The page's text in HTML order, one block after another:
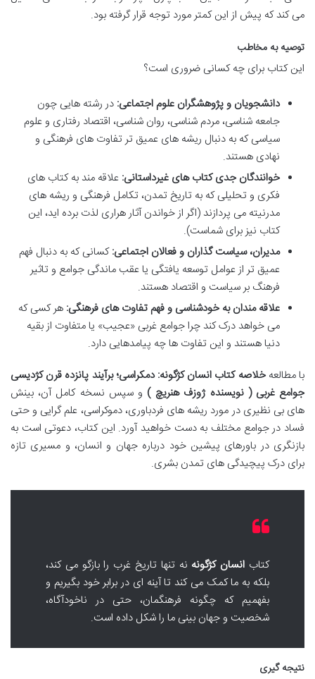
می کند که پیش از این کمتر مورد توجه قرار گرفته بود.
توصیه به مخاطب
این کتاب برای چه کسانی ضروری است؟
دانشجویان و پژوهشگران علوم اجتماعی: در رشته هایی چون
جامعه شناسی، مردم شناسی، روان شناسی، اقتصاد رفتاری و علوم
سیاسی که به دنبال ریشه های عمیق تر تفاوت های فرهنگی و
نهادی هستند.
خوانندگان جدی کتاب های غیرداستانی: علاقه مند به کتاب های
فکری و تحلیلی که به تاریخ تمدن، تکامل فرهنگی و ریشه های
مدرنیته می پردازند (اگر از خواندن آثار هراری لذت برده اید، این
کتاب نیز برای شماست).
مدیران، سیاست گذاران و فعالان اجتماعی:کسانی که به دنبال فهم
عمیق تر از عوامل توسعه یافتگی یا عقب ماندگی جوامع و تاثیر
فرهنگ بر سیاست و اقتصاد هستند.
علاقه مندان به خودشناسی و فهم تفاوت های فرهنگی: هر کسی که
می خواهد درک کند چرا جوامع غربی «عجیب» یا متفاوت از بقیه
دنیا هستند و این تفاوت ها چه پیامدهایی دارد.
با مطالعهخلاصه کتاب انسان کژگونه: دمکراسی؛ برآیند پانزده قرن کژدیسی
جوامع غربی ( نویسنده ژوزف هنریچ ) و سپس نسخه کامل آن، بینش
های بی نظیری در مورد ریشه های فردباوری، دموکراسی، علم گرایی و حتی
فساد در جوامع مختلف به دست خواهید آورد. این کتاب، دعوتی است به
بازنگری در باورهای پیشین خود درباره جهان و انسان، و مسیری تازه
برای درک پیچیدگی های تمدن بشری.
کتاب انسان کژگونه نه تنها تاریخ غرب را بازگو می کند،
بلکه به ما کمک می کند تا آینه ای در برابر خود بگیریم و
بفهمیم که چگونه فرهنگمان، حتی در ناخودآگاه،
شخصیت و جهان بینی ما را شکل داده است.
نتیجه گیری